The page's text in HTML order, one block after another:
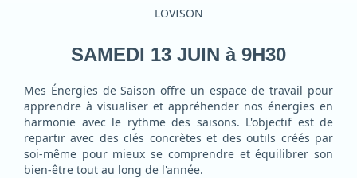
LOVISON
SAMEDI 13 JUIN à 9H30
Mes Énergies de Saison offre un espace de travail pour
apprendre à visualiser et appréhender nos énergies en
harmonie avec le rythme des saisons. L'objectif est de
repartir avec des clés concrètes et des outils créés par
soi-même pour mieux se comprendre et équilibrer son
bien-être tout au long de l'année.